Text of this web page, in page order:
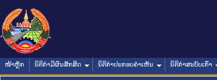
ໜ້າຫຼັກ ນິຕິກໍາມີຜົນສັກສິດ ນິຕິກໍາປະກອບຄໍາເຫັນ ນິຕິກໍາສະບັບເກົ່າ